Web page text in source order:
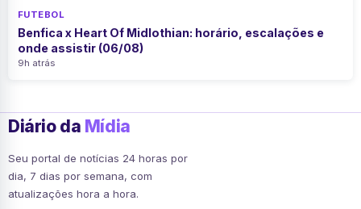
FUTEBOL
Benfica x Heart Of Midlothian: horário, escalações e
onde assistir (06/08)
9h atrás
Diário da Mídia
Seu portal de notícias 24 horas por
dia, 7 dias por semana, com
atualizações hora a hora.